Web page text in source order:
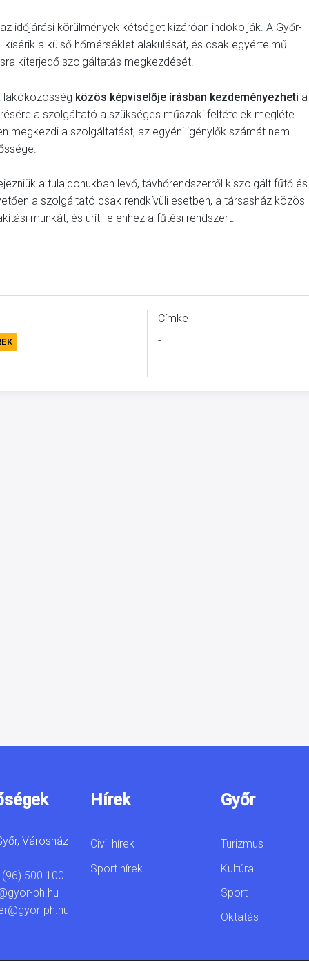
időjárási körülmények kétséget kizáróan indokolják. A Győr-
a külső hőmérséklet alakulását, és csak egyértelmű
kiterjedő szolgáltatás megkezdését.
lakóközösség közös képviselője írásban kezdeményezheti a
a szolgáltató a szükséges műszaki feltételek megléte
megkezdi a szolgáltatást, az egyéni igénylők számát nem
a tulajdonukban levő, távhőrendszerről kiszolgált fűtő és
a szolgáltató csak rendkívüli esetben, a társasház közös
munkát, és üríti le ehhez a fűtési rendszert.
Címke
-
Városház
500 100
ph.hu
ph.hu
Hírek
Civil hírek
Sport hírek
Győr
Turizmus
Kultúra
Sport
Oktatás